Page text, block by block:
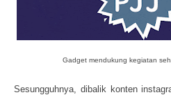
Gadget mendukung kegiatan
Sesungguhnya, dibalik konten